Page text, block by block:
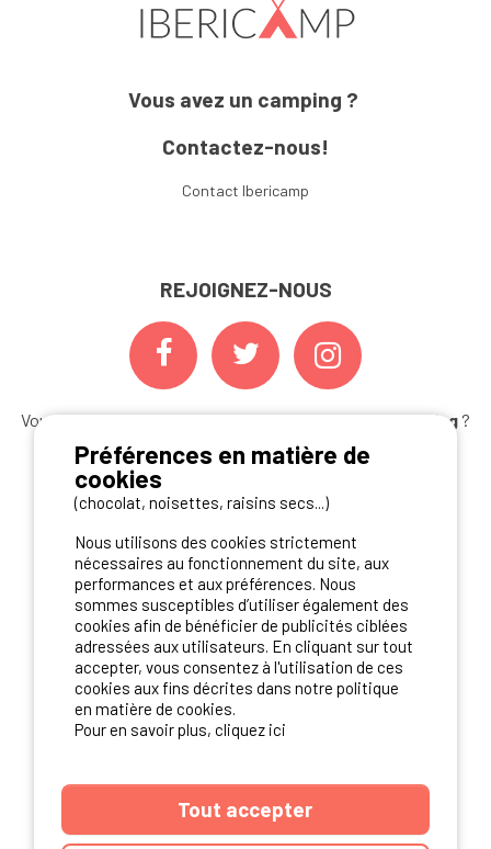
Vous avez un camping ?
Contactez-nous!
Contact Ibericamp
REJOIGNEZ-NOUS
Vous souhaitez bénéficier desmeilleures offres camping ?
Abonnez-vous à la newsletter dès aujourd'hui
NOS PARTENAIRES
Préférences en matière de
cookies
(chocolat, noisettes, raisins secs...)
Nous utilisons des cookies strictement
nécessaires au fonctionnement du site, aux
performances et aux préférences. Nous
sommes susceptibles d’utiliser également des
cookies afin de bénéficier de publicités ciblées
adressées aux utilisateurs. En cliquant sur tout
accepter, vous consentez à l'utilisation de ces
cookies aux fins décrites dans notre politique
en matière de cookies.
Pour en savoir plus, cliquez ici
Tout accepter